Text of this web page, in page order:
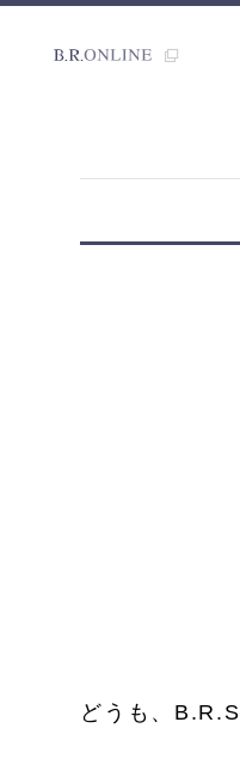
どうも、